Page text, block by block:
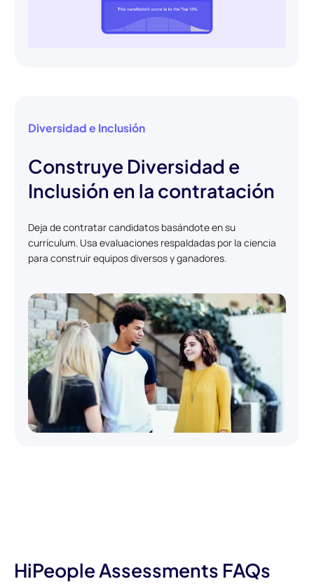
Diversidad e Inclusión
Construye Diversidad e
Inclusión en la contratación
Deja de contratar candidatos basándote en su
currículum. Usa evaluaciones respaldadas por la ciencia
para construir equipos diversos y ganadores.
HiPeople Assessments FAQs